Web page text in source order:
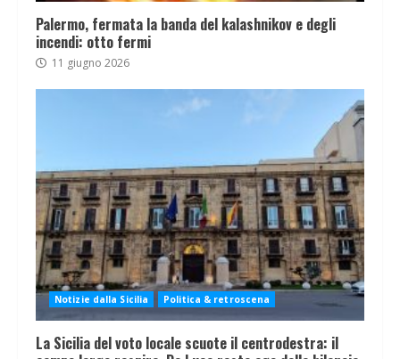
Palermo, fermata la banda del kalashnikov e degli
incendi: otto fermi
11 giugno 2026
Notizie dalla Sicilia Politica & retroscena
La Sicilia del voto locale scuote il centrodestra: il